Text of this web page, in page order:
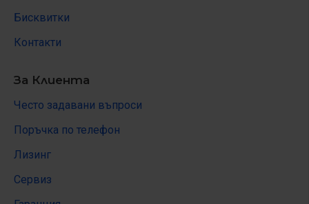
Бисквитки
Контакти
За Клиента
Често задавани въпроси
Поръчка по телефон
Лизинг
Сервиз